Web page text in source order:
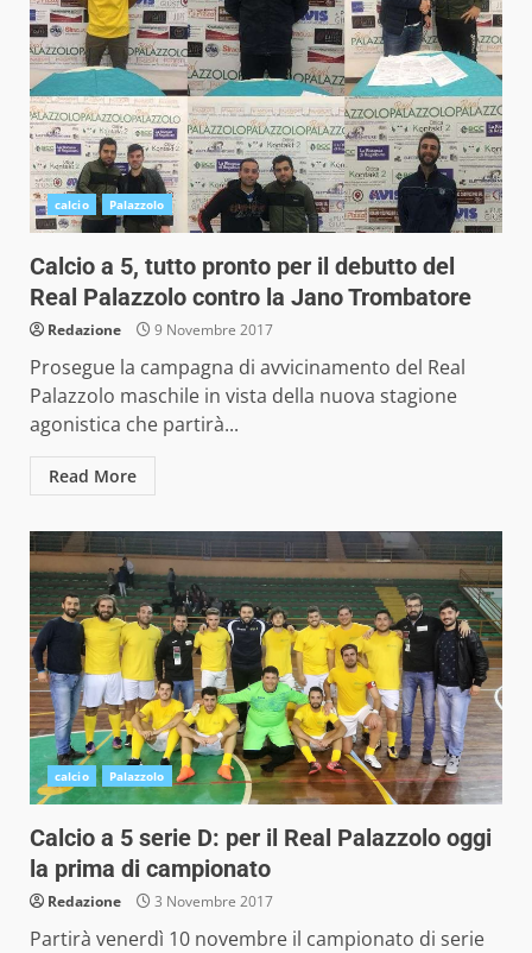
calcio Palazzolo
Calcio a 5, tutto pronto per il debutto del
Real Palazzolo contro la Jano Trombatore
Redazione 9 Novembre 2017
Prosegue la campagna di avvicinamento del Real
Palazzolo maschile in vista della nuova stagione
agonistica che partirà...
Read More
calcio Palazzolo
Calcio a 5 serie D: per il Real Palazzolo oggi
la prima di campionato
Redazione 3 Novembre 2017
Partirà venerdì 10 novembre il campionato di serie